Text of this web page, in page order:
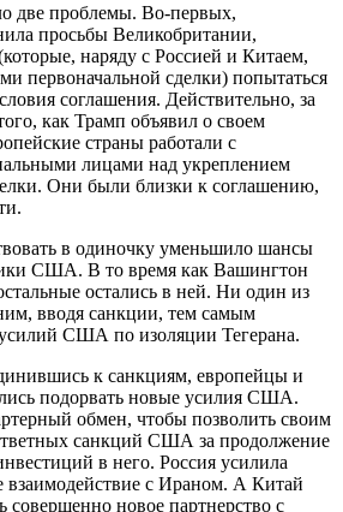
две проблемы. Во-первых,
просьбы Великобритании,
наряду с Россией и Китаем,
первоначальной сделки) попытаться
соглашения. Действительно, за
как Трамп объявил о своем
страны работали с
лицами над укреплением
Они были близки к соглашению,
в одиночку уменьшило шансы
США. В то время как Вашингтон
остались в ней. Ни один из
вводя санкции, тем самым
США по изоляции Тегерана.
к санкциям, европейцы и
подорвать новые усилия США.
обмен, чтобы позволить своим
санкций США за продолжение
в него. Россия усилила
взаимодействие с Ираном. А Китай
совершенно новое партнерство с